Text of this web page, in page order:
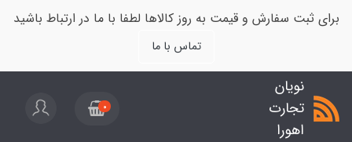
برای ثبت سفارش و قیمت به روز کالاها لطفا با ما در ارتباط باشید
تماس با ما
نویان
تجارت
اهورا
0